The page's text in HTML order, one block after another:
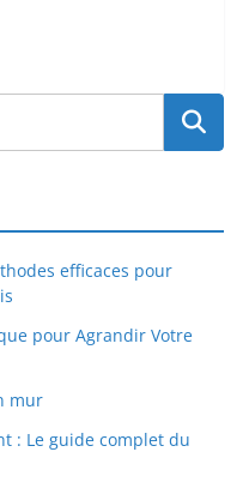
efficaces pour
pour Agrandir Votre
mur
: Le guide complet du